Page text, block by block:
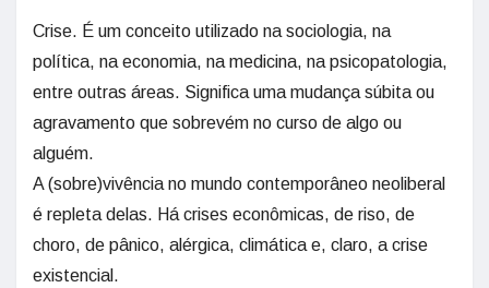
Crise. É um conceito utilizado na sociologia, na
política, na economia, na medicina, na psicopatologia,
entre outras áreas. Significa uma mudança súbita ou
agravamento que sobrevém no curso de algo ou
alguém.
A (sobre)vivência no mundo contemporâneo neoliberal
é repleta delas. Há crises econômicas, de riso, de
choro, de pânico, alérgica, climática e, claro, a crise
existencial.